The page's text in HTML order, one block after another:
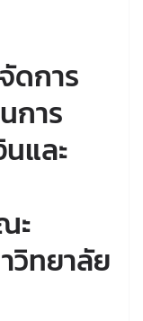
ดการ
การ
และ
ะ
วิทยาลัย